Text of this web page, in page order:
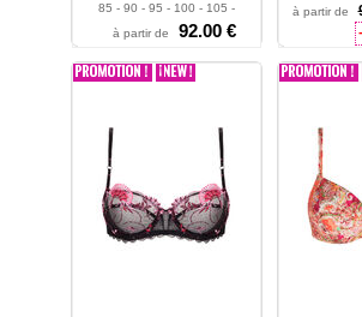
85 - 90 - 95 - 100 - 105 -
110 - 115 - 120
à partir de 92.00 €
- 110 - 115
à partir de